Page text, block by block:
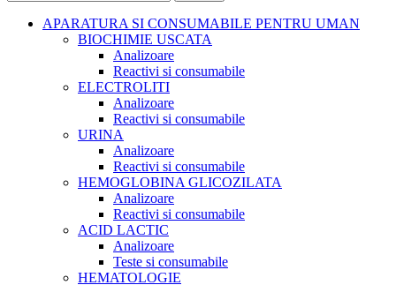
APARATURA SI CONSUMABILE PENTRU UMAN
BIOCHIMIE USCATA
Analizoare
Reactivi si consumabile
ELECTROLITI
Analizoare
Reactivi si consumabile
URINA
Analizoare
Reactivi si consumabile
HEMOGLOBINA GLICOZILATA
Analizoare
Reactivi si consumabile
ACID LACTIC
Analizoare
Teste si consumabile
HEMATOLOGIE